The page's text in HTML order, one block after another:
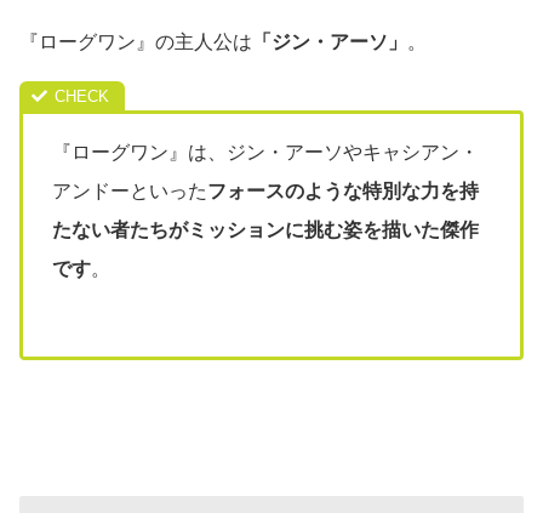
『ローグワン』の主人公は 「ジン・アーソ」 。
『ローグワン』は、ジン・アーソやキャシアン・
アンドーといったフォースのような特別な力を持
たない者たちがミッションに挑む姿を描いた傑作
です。